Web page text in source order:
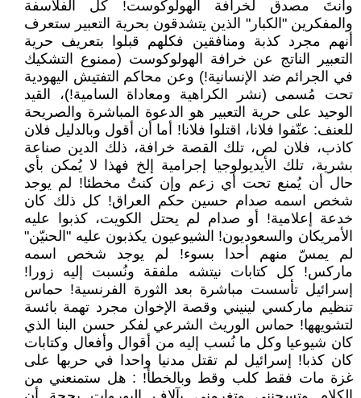
وأنتَ مصدق لخرافة الهولوكوست! كل الفلاسفة
والمفكرين "الكبار" الذين يتشدقون بحرية التعبير ستعرف
أنهم مجرد كذبة ومنافقين فكلهم قبلوا بتعريف حرية
التعبير الناتج عن خرافة الهولوكوست (ممنوع التشكيك
في الجرائم ضد الإنسانية!) وعن محاكم التفتيش اليهودية
تحت مُسمى (نشر الكراهية ومعاداة السامية!)، القيد
الوحيد على حرية التعبير هو الدعوة المباشرة والصريحة
للعنف: عنّفوا فلانا، اقتلوا فلانا! أما أن أقول وبالدليل فلان
كاذب، فلان لص، تلك القصة خرافة، ذلك الدين صناعة
بشرية، تلك الأيديولوجيا إجرامية إلخ فهذا لا يُمكن بأي
حال أن يُمنع تحت أي زعم وإن كنتُ مخطئا! لم يوجد
شخص اسمه صدام حسين حكم العراق! كل ذلك كان
خدعة إعلامية! أو صدام لم يحتل الكويت، كذبوا عليه
الأمريكان والسعوديون! الشيوعيون يكذبون عليه "الحنيّن"
لم يمسّ منهم أحدا بسوء! لم يوجد شخص اسمه
ماركس! كل كتابات نيتشه ملفقة ونُسبت إليه زورا!
إسرائيل تأسست مباشرة بعد الثورة الفرنسية! حماس
تنظيم ماركسي لينيني وقصة الإخوان مجرد تهمة بائسة
لتشويهها! حماس الوريث الشرعي لفكر حسن البنا الذي
كان شيوعيا وكل ما نُسب إليه من أقوال وأفعال وكتابات
كان كذبا! إسرائيل لم تقتل مدنيا واحدا في حربها على
غزة مات فقط كلب وقط وبالخطأ! : هل ستمنعني من